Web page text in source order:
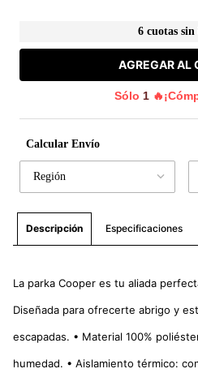
6 cuotas sin
AGREGAR AL
Sólo 1
Calcular Envío
Región
Descripción Especificaciones
La parka Cooper es tu aliada
Diseñada para ofrecerte abrigo y
escapadas. • Material 100%
humedad. • Aislamiento térmico: